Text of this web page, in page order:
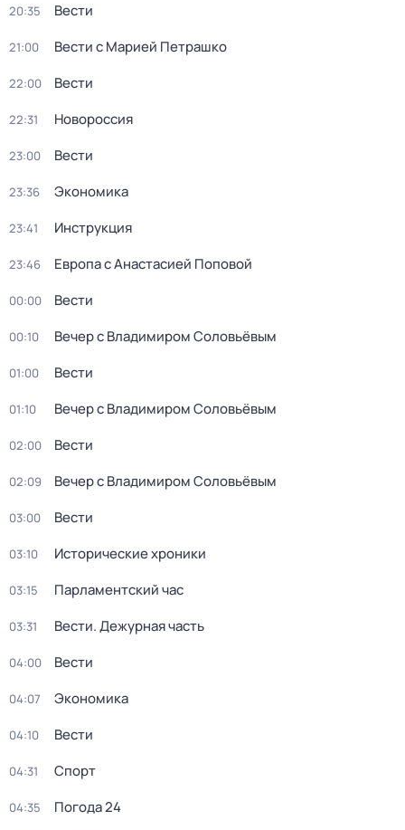
20:35 Вести
21:00 Вести с Марией Петрашко
22:00 Вести
22:31 Новороссия
23:00 Вести
23:36 Экономика
23:41 Инструкция
23:46 Европа с Анастасией Поповой
00:00 Вести
00:10 Вечер с Владимиром Соловьёвым
01:00 Вести
01:10 Вечер с Владимиром Соловьёвым
02:00 Вести
02:09 Вечер с Владимиром Соловьёвым
03:00 Вести
03:10 Исторические хроники
03:15 Парламентский час
03:31 Вести. Дежурная часть
04:00 Вести
04:07 Экономика
04:10 Вести
04:31 Спорт
04:35 Погода 24